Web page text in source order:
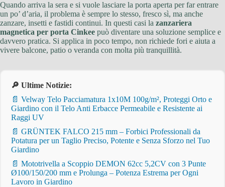
Quando arriva la sera e si vuole lasciare la porta aperta per far entrare
un po’ d’aria, il problema è sempre lo stesso, fresco sì, ma anche
zanzare, insetti e fastidi continui. In questi casi la zanzariera
magnetica per porta Cinkee può diventare una soluzione semplice e
davvero pratica. Si applica in poco tempo, non richiede fori e aiuta a
vivere balcone, patio o veranda con molta più tranquillità.
🔎 Ultime Notizie:
📄 Velway Telo Pacciamatura 1x10M 100g/m², Proteggi Orto e
Giardino con il Telo Anti Erbacce Permeabile e Resistente ai
Raggi UV
📄 GRÜNTEK FALCO 215 mm – Forbici Professionali da
Potatura per un Taglio Preciso, Potente e Senza Sforzo nel Tuo
Giardino
📄 Mototrivella a Scoppio DEMON 62cc 5,2CV con 3 Punte
Ø100/150/200 mm e Prolunga – Potenza Estrema per Ogni
Lavoro in Giardino